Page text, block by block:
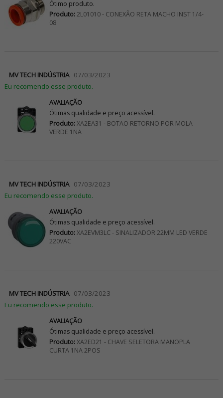
Ótimo produto.
Produto:2L01010 - CONEXÃO RETA MACHO INST 1/4-
08
MV TECH INDÚSTRIA 07/03/2023
Eu recomendo esse produto.
AVALIAÇÃO
Ótimas qualidade e preço acessível.
Produto:XA2EA31 - BOTAO RETORNO POR MOLA
VERDE 1NA
MV TECH INDÚSTRIA 07/03/2023
Eu recomendo esse produto.
AVALIAÇÃO
Ótimas qualidade e preço acessível.
Produto:XA2EVM3LC - SINALIZADOR 22MM LED VERDE
220VAC
MV TECH INDÚSTRIA 07/03/2023
Eu recomendo esse produto.
AVALIAÇÃO
Ótimas qualidade e preço acessível.
Produto:XA2ED21 - CHAVE SELETORA MANOPLA
CURTA 1NA 2POS